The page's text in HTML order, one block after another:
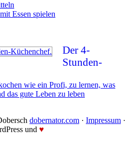
Essen spielen
Der 4-
Stunden-
wie ein Profi, zu lernen, was
das gute Leben zu leben
dobernator.com · Impressum ·
und ♥